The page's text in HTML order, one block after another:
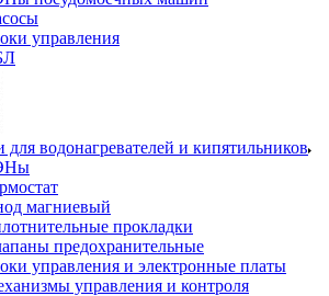
управления
для водонагревателей и кипятильников
магниевый
прокладки
предохранительные
управления и электронные платы
управления и контроля